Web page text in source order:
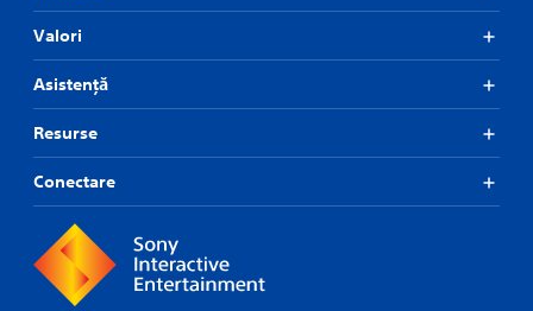
Valori
Asistență
Resurse
Conectare